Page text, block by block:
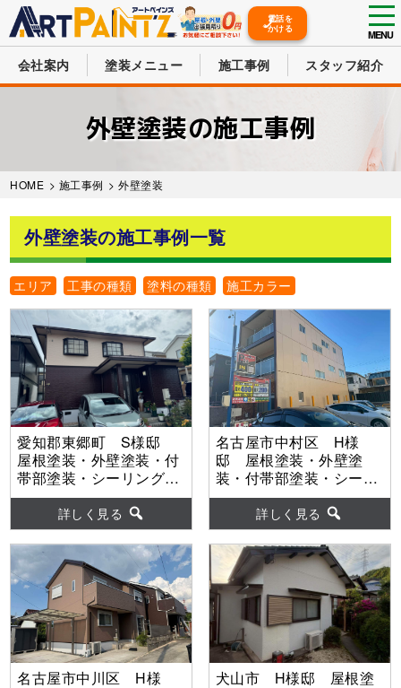
MENU
電話を
かける
会社案内 塗装メニュー 施工事例 スタッフ紹介
外壁塗装の施工事例
HOME > 施工事例 >外壁塗装
外壁塗装の施工事例一覧
エリア 工事の種類 塗料の種類 施工カラー
愛知郡東郷町 S様邸
屋根塗装・外壁塗装・付
帯部塗装・シーリング工
事・ベランダ防水工事
【使用塗料】屋根：ｸﾞﾗﾝ
ﾃﾞ無機 外壁：グランデ
無機
詳しく見る
名古屋市中村区 H様
邸 屋根塗装・外壁塗
装・付帯部塗装・シーリ
ング工事 【使用塗料】
屋根：ウルトラSi 外
壁：ウルトラSi
詳しく見る
名古屋市中川区 H様
犬山市 H様邸 屋根塗